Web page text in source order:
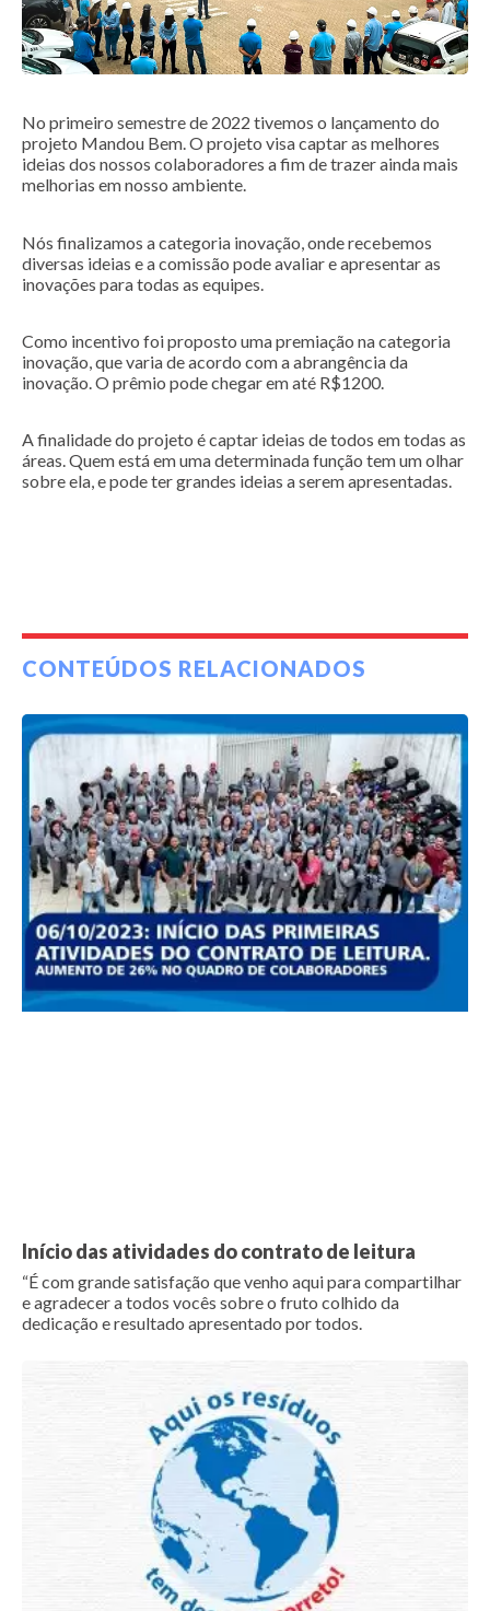
No primeiro semestre de 2022 tivemos o lançamento do
projeto Mandou Bem. O projeto visa captar as melhores
ideias dos nossos colaboradores a fim de trazer ainda mais
melhorias em nosso ambiente.
Nós finalizamos a categoria inovação, onde recebemos
diversas ideias e a comissão pode avaliar e apresentar as
inovações para todas as equipes.
Como incentivo foi proposto uma premiação na categoria
inovação, que varia de acordo com a abrangência da
inovação. O prêmio pode chegar em até R$1200.
A finalidade do projeto é captar ideias de todos em todas as
áreas. Quem está em uma determinada função tem um olhar
sobre ela, e pode ter grandes ideias a serem apresentadas.
CONTEÚDOS RELACIONADOS
Início das atividades do contrato de leitura
“É com grande satisfação que venho aqui para compartilhar
e agradecer a todos vocês sobre o fruto colhido da
dedicação e resultado apresentado por todos.